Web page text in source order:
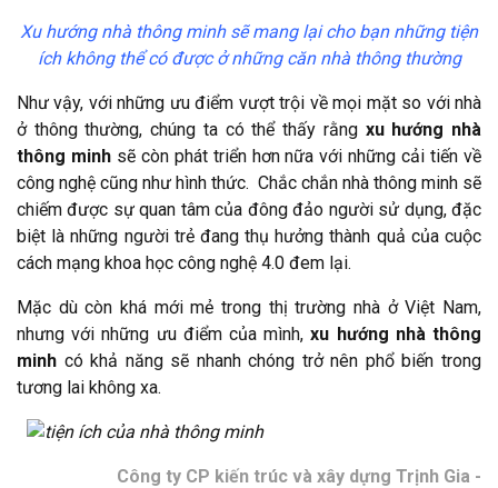
Xu hướng nhà thông minh sẽ mang lại cho bạn những tiện
ích không thể có được ở những căn nhà thông thường
Như vậy, với những ưu điểm vượt trội về mọi mặt so với nhà
ở thông thường, chúng ta có thể thấy rằng xu hướng nhà
thông minhsẽ còn phát triển hơn nữa với những cải tiến về
công nghệ cũng như hình thức. Chắc chắn nhà thông minh sẽ
chiếm được sự quan tâm của đông đảo người sử dụng, đặc
biệt là những người trẻ đang thụ hưởng thành quả của cuộc
cách mạng khoa học công nghệ 4.0 đem lại.
Mặc dù còn khá mới mẻ trong thị trường nhà ở Việt Nam,
nhưng với những ưu điểm của mình,xu hướng nhà thông
minh có khả năng sẽ nhanh chóng trở nên phổ biến trong
tương lai không xa.
Công ty CP kiến trúc và xây dựng Trịnh Gia -